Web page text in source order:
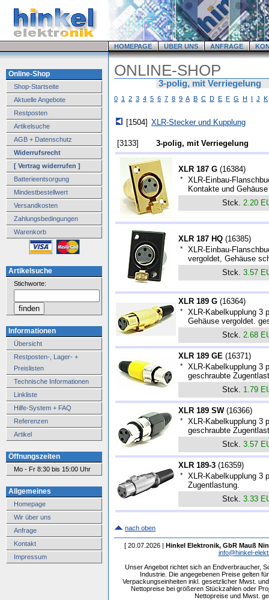
HOMEPAGE ÜBER UNS ANFRAGE
Online-Shop
Shop-Startseite
Aktuelle Angebote
Restposten
Artikelsuche
AGB + Datenschutz
Widerrufsrecht
[ Vertrag widerrufen ]
Batterieentsorgung
Mindestbestellwert
Versandkosten
Zahlungsbedingungen
Warenkorb
Artikelsuche
Stichworte:
Informationen
Übersicht
Restposten-, Lager- +
Preislisten
Technische Informationen
Linkliste
Hilfe-System + FAQ
Referenzen
Artikel
Öffnungszeiten
Mo - Fr 8:30 bis 15:00 Uhr
Allgemeines
Homepage
Wir über uns
Anfrage
Kontakt
Impressum
ONLINE-SHOP
3-polig, mit Verriegelung
0 1 2 3 4 5 6 7 8 9 A B C D E F G H I J K
[1504] XLR-Stecker und Kupplung
[3133] 3-polig, mit Verriegelung
XLR 187 G (16384)
*
XLR-Einbau-
Kontakte und
Stck. 2.20
XLR 187 HQ (16385)
*
XLR-Einbau-
vergoldet, Gehäuse
Stck. 3.57
XLR 189 G (16364)
*
XLR-Kabelkupplung 3
Gehäuse vergoldet.
Stck. 2.68
XLR 189 GE (16371)
*
XLR-Kabelkupplung 3
geschraubte
Stck. 1.79
XLR 189 SW(16366)
*
XLR-Kabelkupplung 3
geschraubte
Stck. 3.57
XLR 189-3 (16359)
*
XLR-Kabelkupplung 3
Zugentlastung.
Stck. 3.33
nach oben
[ 20.07.2026 | Hinkel Elektronik, GbR Mauß
info@hinkel-
Unser Angebot richtet sich an Endverbraucher,
Industrie. Die angegebenen Preise gelten
Verpackungseinheiten inkl. gesetzlicher Mwst.
Nettopreise bei größeren Stückzahlen oder
Nettopreise und Mwst.